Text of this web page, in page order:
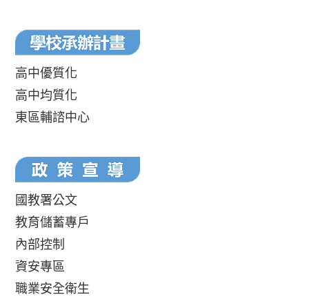
高中優質化
高中均質化
東區輔諮中心
國教署公文
教育儲蓄專戶
內部控制
資安專區
職業安全衛生